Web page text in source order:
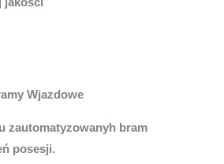
jakości
Wjazdowe
zautomatyzowanyh bram
posesji.